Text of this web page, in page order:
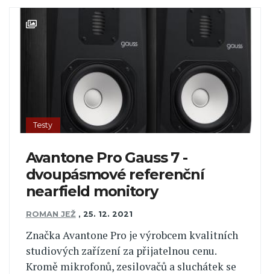
Testy
Avantone Pro Gauss 7 -
dvoupásmové referenční
nearfield monitory
ROMAN JEŽ , 25. 12. 2021
Značka Avantone Pro je výrobcem kvalitních
studiových zařízení za přijatelnou cenu.
Kromě mikrofonů, zesilovačů a sluchátek se